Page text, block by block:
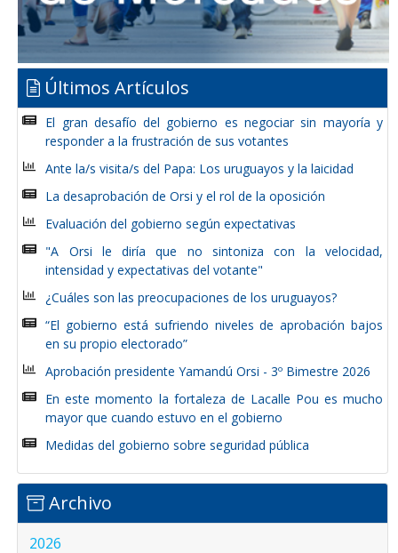
Últimos Artículos
El gran desafío del gobierno es negociar sin mayoría y
responder a la frustración de sus votantes
Ante la/s visita/s del Papa: Los uruguayos y la laicidad
La desaprobación de Orsi y el rol de la oposición
Evaluación del gobierno según expectativas
"A Orsi le diría que no sintoniza con la velocidad,
intensidad y expectativas del votante"
¿Cuáles son las preocupaciones de los uruguayos?
“El gobierno está sufriendo niveles de aprobación bajos
en su propio electorado”
Aprobación presidente Yamandú Orsi - 3º Bimestre 2026
En este momento la fortaleza de Lacalle Pou es mucho
mayor que cuando estuvo en el gobierno
Medidas del gobierno sobre seguridad pública
Archivo
2026